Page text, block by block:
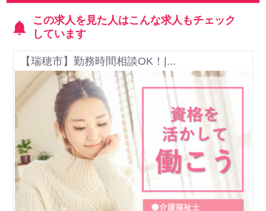
この求人を見た人はこんな求人もチェック
しています
【瑞穂市】勤務時間相談OK！|...